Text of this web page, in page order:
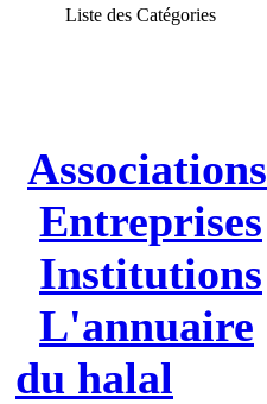
Liste des Catégories
Associations
Entreprises
Institutions
L'annuaire
du halal